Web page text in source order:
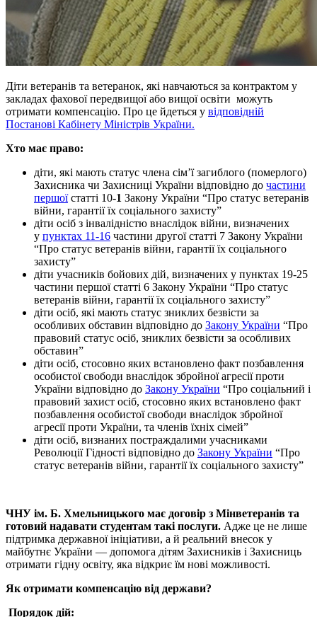
Діти ветеранів та ветеранок, які навчаються за контрактом у
закладах фахової передвищої або вищої освіти можуть
отримати компенсацію. Про це йдеться у відповідній
Постанові Кабінету Міністрів України.
Хто має право:
діти, які мають статус члена сім’ї загиблого (померлого)
Захисника чи Захисниці України відповідно до частини
першоїстатті 10-1 Закону України “Про статус ветеранів
війни, гарантії їх соціального захисту”
діти осіб з інвалідністю внаслідок війни, визначених
у пунктах 11-16 частини другої статті 7 Закону України
“Про статус ветеранів війни, гарантії їх соціального
захисту”
діти учасників бойових дій, визначених у пунктах 19-25
частини першої статті 6 Закону України “Про статус
ветеранів війни, гарантії їх соціального захисту”
діти осіб, які мають статус зниклих безвісти за
особливих обставин відповідно до Закону України “Про
правовий статус осіб, зниклих безвісти за особливих
обставин”
діти осіб, стосовно яких встановлено факт позбавлення
особистої свободи внаслідок збройної агресії проти
України відповідно до Закону України “Про соціальний і
правовий захист осіб, стосовно яких встановлено факт
позбавлення особистої свободи внаслідок збройної
агресії проти України, та членів їхніх сімей”
діти осіб, визнаних постраждалими учасниками
Революції Гідності відповідно до Закону України “Про
статус ветеранів війни, гарантії їх соціального захисту”
ЧНУ ім. Б. Хмельницького має договір з Мінветеранів та
готовий надавати студентам такі послуги. Адже це не лише
підтримка державної ініціативи, а й реальний внесок у
майбутнє України — допомога дітям Захисників і Захисниць
отримати гідну освіту, яка відкриє їм нові можливості.
Як отримати компенсацію від держави?
Порядок дій: